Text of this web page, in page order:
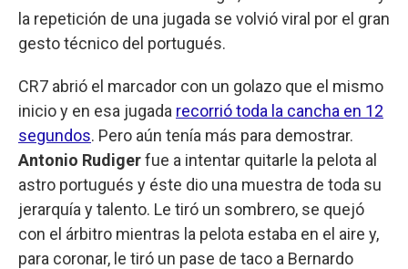
la repetición de una jugada se volvió viral por el gran
gesto técnico del portugués.
CR7 abrió el marcador con un golazo que el mismo
inicio y en esa jugada recorrió toda la cancha en 12
segundos. Pero aún tenía más para demostrar.
Antonio Rudigerfue a intentar quitarle la pelota al
astro portugués y éste dio una muestra de toda su
jerarquía y talento. Le tiró un sombrero, se quejó
con el árbitro mientras la pelota estaba en el aire y,
para coronar, le tiró un pase de taco a Bernardo